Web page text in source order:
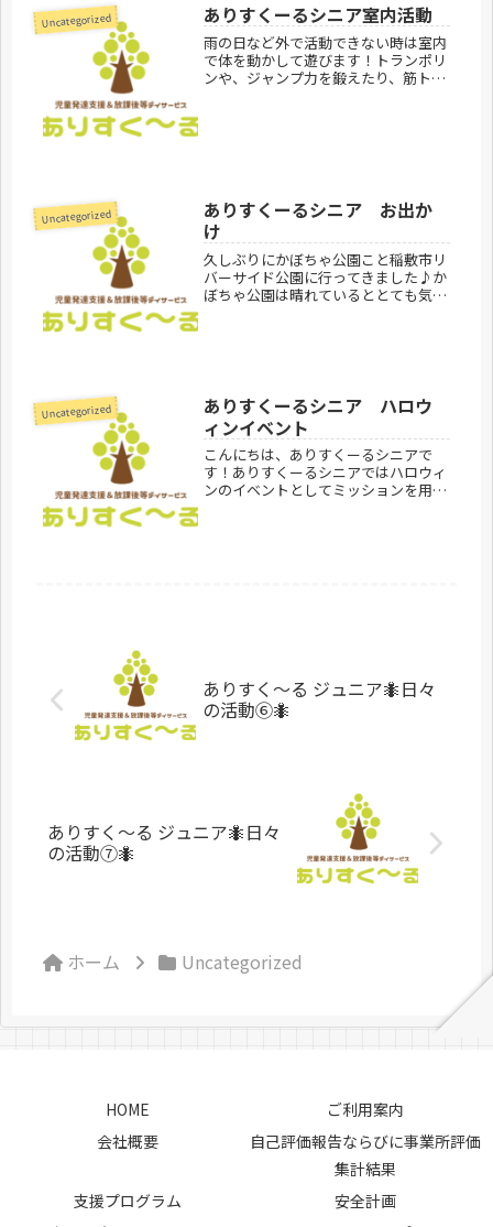
Uncategorized ありすくーるシニア室内活動
雨の日など外で活動できない時は室内
で体を動かして遊びます！トランポリ
ンや、ジャンプ力を鍛えたり、筋トレ
Uncategorized
ありすくーるシニア お出か
け
久しぶりにかぼちゃ公園こと稲敷市リ
バーサイド公園に行ってきました♪か
ぼちゃ公園は晴れているととても気持
Uncategorized
ありすくーるシニア ハロウ
ィンイベント
こんにちは、ありすくーるシニアで
す！ありすくーるシニアではハロウィ
ンのイベントとしてミッションを用意
ありすく〜る ジュニア🐜日々
の活動⑥🐜
ありすく〜る ジュニア🐜日々
の活動⑦🐜
ホーム Uncategorized
HOME
ご利用案内
会社概要
自己評価報告ならびに事業所評価
集計結果
支援プログラム
安全計画